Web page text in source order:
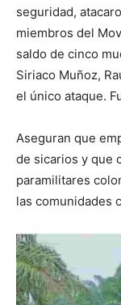
seguridad,
miembros del
saldo de cinco
Siriaco Muñoz,
el único ataque.
Aseguran que
de sicarios y que
paramilitares
las comunidades